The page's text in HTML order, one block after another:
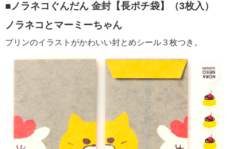
■ノラネコぐんだん 金封【長ポチ袋】（3枚入）
ノラネコとマーミーちゃん
プリンのイラストがかわいい封とめシール３枚つき。